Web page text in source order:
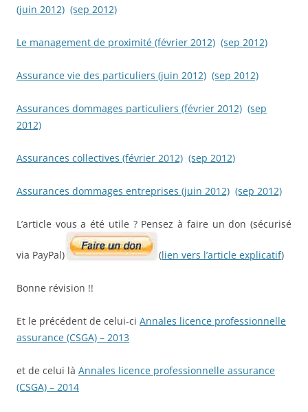
(juin 2012) (sep 2012)
Le management de proximité (février 2012) (sep 2012)
Assurance vie des particuliers (juin 2012) (sep 2012)
Assurances dommages particuliers (février 2012) (sep
2012)
Assurances collectives (février 2012) (sep 2012)
Assurances dommages entreprises (juin 2012) (sep 2012)
L’article vous a été utile ? Pensez à faire un don (sécurisé
via PayPal) (lien vers l’article explicatif)
Bonne révision !!
Et le précédent de celui-ci Annales licence professionnelle
assurance (CSGA) – 2013
et de celui là Annales licence professionnelle assurance
(CSGA) – 2014